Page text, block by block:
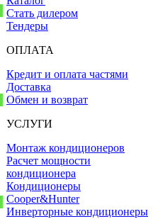
Стать дилером
Тендеры
ОПЛАТА
Кредит и оплата частями
Доставка
Обмен и возврат
УСЛУГИ
Монтаж кондиционеров
Расчет мощности
кондиционера
Кондиционеры
Cooper&Hunter
Инверторные кондиционеры